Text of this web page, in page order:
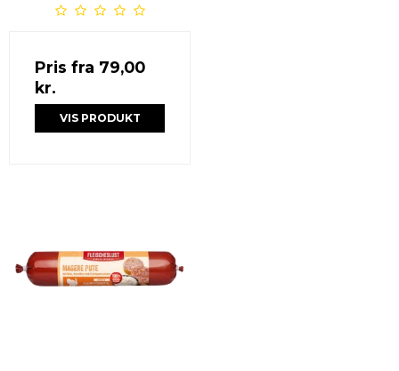
Pris fra 79,00
kr.
VIS PRODUKT